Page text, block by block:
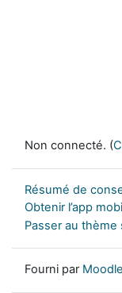
Non connecté. (
Résumé de
Obtenir l’app
Passer au thème
Fourni par Moodle